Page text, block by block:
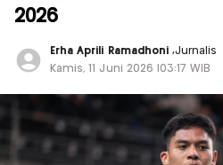
2026
Erha Aprili Ramadhoni,Jurnalis
Kamis, 11 Juni 2026 |03:17 WIB